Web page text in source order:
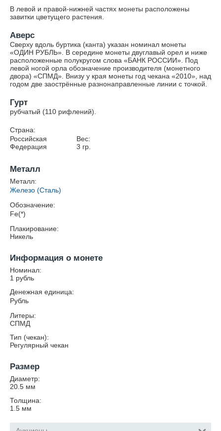
В левой и правой-нижней частях монеты расположены
завитки цветущего растения.
Аверс
Сверху вдоль буртика (канта) указан номинал монеты
«ОДИН РУБЛЬ». В середине монеты двуглавый орел и ниже
расположенные полукругом слова «БАНК РОССИИ». Под
левой ногой орла обозначение производителя (монетного
двора) «СПМД». Внизу у края монеты год чекана «2010», над
годом две заострённые разнонаправленные линии с точкой.
Гурт
рубчатый (110 рифлений).
Страна:
Российская
Федерация
Вес:
3 гр.
Металл
Металл:
Железо (Сталь)
Обозначение:
Fe(*)
Плакирование:
Никель
Информация о монете
Номинал:
1 рубль
Денежная единица:
Рубль
Литеры:
СПМД
Тип (чекан):
Регулярный чекан
Размер
Диаметр:
20.5 мм
Толщина:
1.5 мм